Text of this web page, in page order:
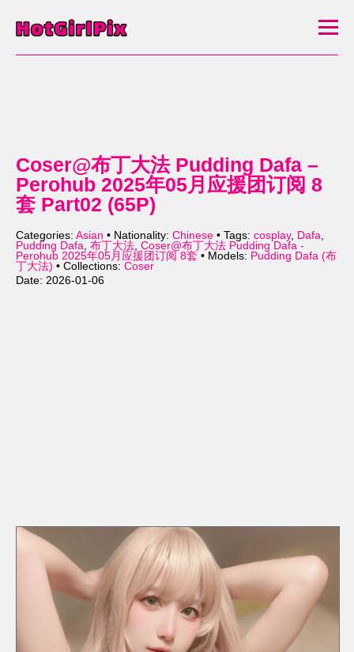
Coser@布丁大法 Pudding Dafa –
Perohub 2025年05月应援团订阅 8
套 Part02 (65P)
Categories: Asian • Nationality: Chinese • Tags: cosplay, Dafa,
Pudding Dafa, 布丁大法, Coser@布丁大法 Pudding Dafa -
Perohub 2025年05月应援团订阅 8套 • Models: Pudding Dafa (布
丁大法) • Collections: Coser
Date: 2026-01-06